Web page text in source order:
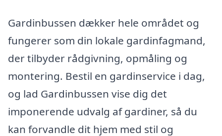
Gardinbussen dækker hele området og
fungerer som din lokale gardinfagmand,
der tilbyder rådgivning, opmåling og
montering. Bestil en gardinservice i dag,
og lad Gardinbussen vise dig det
imponerende udvalg af gardiner, så du
kan forvandle dit hjem med stil og